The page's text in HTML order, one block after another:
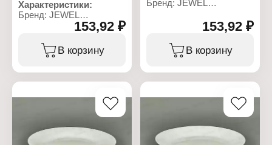
Характеристики:
Бренд: JEWEL
Артикул: ПС00127-58
Тип товара: Тарелка
Модель: "Сорренто"
Назначение: обеденная
стеклокерамика
посудомоечной машине:
Использование в
153,92 ₽
В корзину
Бренд: JEWEL
Тип товара: Тарелка
Модель: "Ягодка"
Назначение: обеденная
Диаметр: 23,2 см
Материал:
стеклокерамика
Использование в
посудомоечной машине:
Использование в
микроволновой печи: Да
153,92 ₽
В корзину